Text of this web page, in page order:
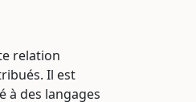
relation
Il est
à des langages